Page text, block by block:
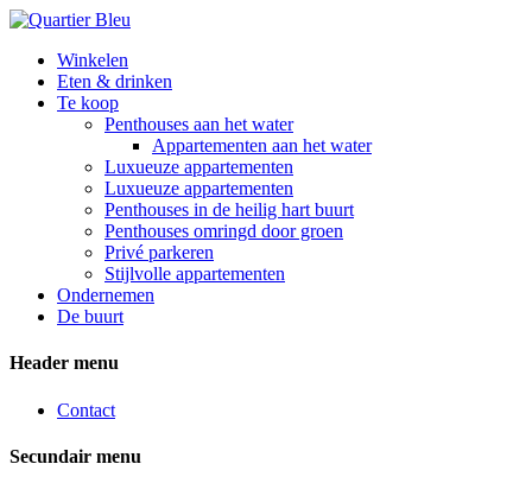
Winkelen
Eten & drinken
Te koop
Penthouses aan het water
Appartementen aan het water
Luxueuze appartementen
Luxueuze appartementen
Penthouses in de heilig hart buurt
Penthouses omringd door groen
Privé parkeren
Stijlvolle appartementen
Ondernemen
De buurt
Header menu
Contact
Secundair menu